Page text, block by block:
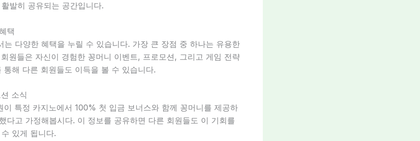
발히 공유되는 공간입니다.
택
는 다양한 혜택을 누릴 수 있습니다. 가장 큰 장점 중 하나는 유용한
원들은 자신이 경험한 꽁머니 이벤트, 프로모션, 그리고 게임 전략
통해 다른 회원들도 이득을 볼 수 있습니다.
소식
이 특정 카지노에서 100% 첫 입금 보너스와 함께 꽁머니를 제공하
다고 가정해봅시다. 이 정보를 공유하면 다른 회원들도 이 기회를
있게 됩니다.